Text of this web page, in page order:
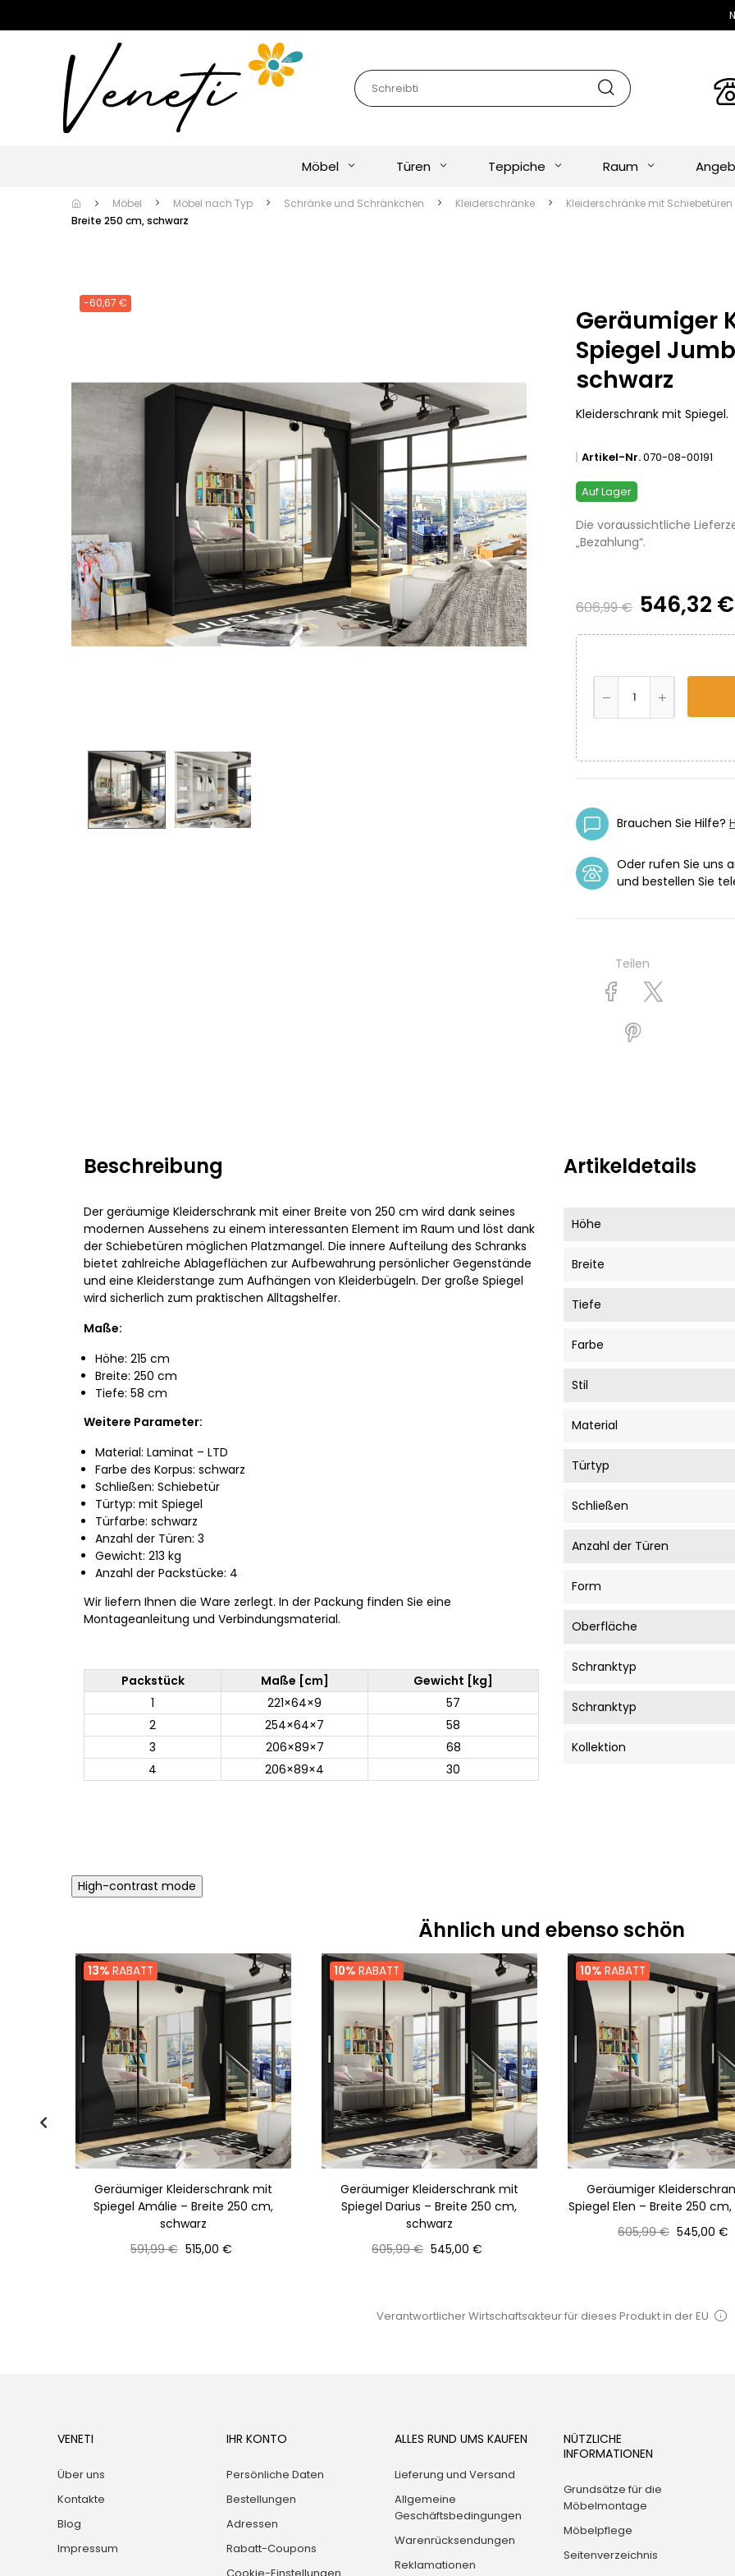
Möbel Türen Teppiche Raum
Möbel Möbel nach Typ Schränke und Schränkchen Kleiderschränke
Kleiderschränke mit Schiebetüren
Breite 250 cm, schwarz
-60,67 €
Geräumiger
Spiegel
schwarz
Kleiderschrank mit Spiegel.
Artikel-Nr.070-08-00191
Auf Lager
Die voraussichtliche
„Bezahlung“.
606,99 € 546,32
Brauchen Sie Hilfe?
Oder rufen Sie uns
und bestellen Sie
Teilen
Beschreibung
Der geräumige Kleiderschrank mit einer Breite von 250 cm wird dank seines
modernen Aussehens zu einem interessanten Element im Raum und löst dank
der Schiebetüren möglichen Platzmangel. Die innere Aufteilung des Schranks
bietet zahlreiche Ablageflächen zur Aufbewahrung persönlicher Gegenstände
und eine Kleiderstange zum Aufhängen von Kleiderbügeln. Der große Spiegel
wird sicherlich zum praktischen Alltagshelfer.
Maße:
Höhe: 215 cm
Breite: 250 cm
Tiefe: 58 cm
Weitere Parameter:
Material: Laminat –⁠⁠⁠⁠⁠⁠ LTD
Farbe des Korpus: schwarz
Schließen: Schiebetür
Türtyp: mit Spiegel
Türfarbe: schwarz
Anzahl der Türen: 3
Gewicht: 213 kg
Anzahl der Packstücke: 4
Wir liefern Ihnen die Ware zerlegt. In der Packung finden Sie eine
Montageanleitung und Verbindungsmaterial.
Packstück Maße [cm]
Gewicht [kg]
1
221×64×9
57
2
254×64×7
58
3
206×89×7
68
4
206×89×4 30
Artikeldetails
Höhe
Breite
Tiefe
Farbe
Stil
Material
Türtyp
Schließen
Anzahl der Türen
Form
Oberfläche
Schranktyp
Schranktyp
Kollektion
High-contrast mode
Ähnlich und ebenso schön
13% RABATT
Geräumiger Kleiderschrank mit
Spiegel Amálie – Breite 250 cm,
schwarz
Normaler
591,99 € Preis
515,00 €
10% RABATT
Geräumiger Kleiderschrank mit
Spiegel Darius – Breite 250 cm,
schwarz
Normaler
605,99 € Preis
545,00 €
10% RABATT
Geräumiger
Spiegel Elen – Breite 250
Normaler
605,99 € Preis
545,00 €
Verantwortlicher Wirtschaftsakteur für dieses Produkt in der EU
VENETI
Über uns
Kontakte
Blog
Impressum
IHR KONTO
Persönliche Daten
Bestellungen
Adressen
Rabatt-Coupons
ALLES RUND UMS KAUFEN
Lieferung und Versand
Allgemeine
Geschäftsbedingungen
Warenrücksendungen
Reklamationen
NÜTZLICHE
INFORMATIONEN
Grundsätze für die
Möbelmontage
Möbelpflege
Seitenverzeichnis